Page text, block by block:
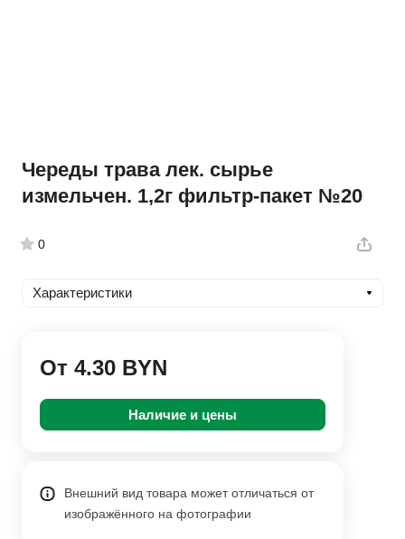
Череды трава лек. сырье
измельчен. 1,2г фильтр-пакет №20
0
Характеристики
От 4.30 BYN
Наличие и цены
Внешний вид товара может отличаться от
изображённого на фотографии